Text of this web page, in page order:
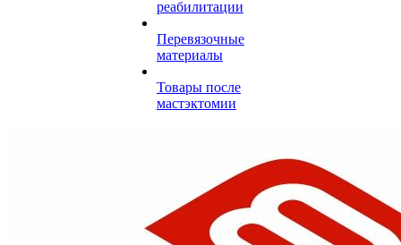
реабилитации
Перевязочные
материалы
Товары после
мастэктомии